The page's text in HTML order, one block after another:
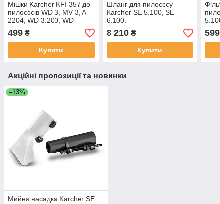
Мішки Karcher KFI 357 до
пилососів WD 3, MV 3, A
2204, WD 3.200, WD
3.300, KWD 1, SE 4001
499 ₴
Купити
Шланг для пилососу
Karcher SE 5.100, SE
6.100.
8 210₴
Купити
599
Акційні пропозиції та новинки
–13%
Мийна насадка Karcher SE